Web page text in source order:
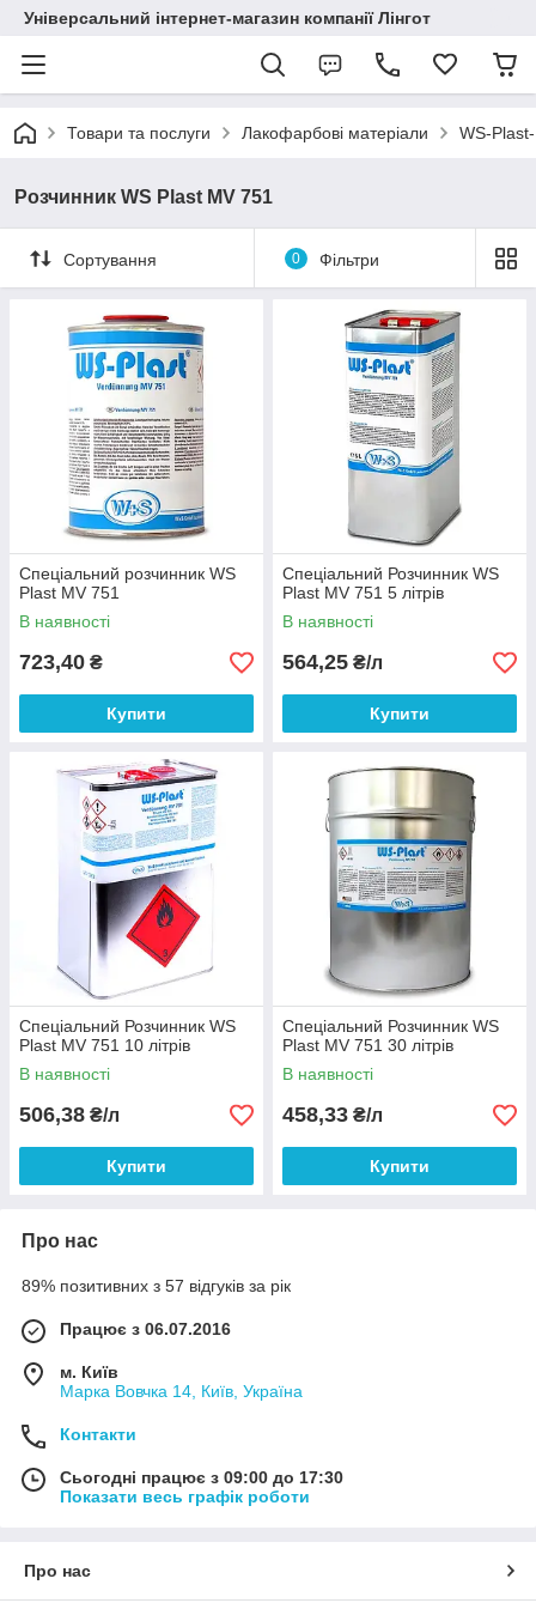
Універсальний інтернет-магазин компанії Лінгот
Товари та послуги Лакофарбові матеріали WS-
Розчинник WS Plast MV 751
Сортування 0 Фільтри
Спеціальний розчинник WS
Plast MV 751
В наявності
723,40 ₴
Купити
Спеціальний Розчинник WS
Plast MV 751 5 літрів
В наявності
564,25 ₴/л
Купити
Спеціальний Розчинник WS
Plast MV 751 10 літрів
В наявності
506,38 ₴/л
Купити
Спеціальний Розчинник WS
Plast MV 751 30 літрів
В наявності
458,33 ₴/л
Купити
Про нас
89% позитивних з 57 відгуків за рік
Працює з 06.07.2016
м. Київ
Марка Вовчка 14, Київ, Україна
Контакти
Сьогодні працює з 09:00 до 17:30
Показати весь графік роботи
Про нас